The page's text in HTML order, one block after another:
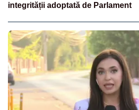
integrității adoptată de Parlament